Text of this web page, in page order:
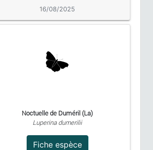
16/08/2025
Noctuelle de Duméril (La)
Luperina dumerilii
Fiche espèce